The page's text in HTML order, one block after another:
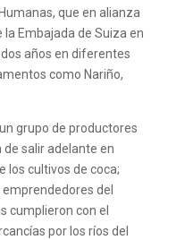
que en alianza
la Embajada de Suiza en
años en diferentes
como Nariño,
grupo de productores
salir adelante en
los cultivos de coca;
del
cumplieron con el
por los ríos del